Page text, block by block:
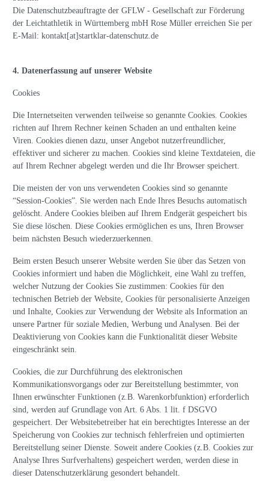
Die Datenschutzbeauftragte der GFLW - Gesellschaft zur Förderung
der Leichtathletik in Württemberg mbH Rose Müller erreichen Sie per
E-Mail: kontakt[at]startklar-datenschutz.de
4. Datenerfassung auf unserer Website
Cookies
Die Internetseiten verwenden teilweise so genannte Cookies. Cookies
richten auf Ihrem Rechner keinen Schaden an und enthalten keine
Viren. Cookies dienen dazu, unser Angebot nutzerfreundlicher,
effektiver und sicherer zu machen. Cookies sind kleine Textdateien, die
auf Ihrem Rechner abgelegt werden und die Ihr Browser speichert.
Die meisten der von uns verwendeten Cookies sind so genannte
“Session-Cookies”. Sie werden nach Ende Ihres Besuchs automatisch
gelöscht. Andere Cookies bleiben auf Ihrem Endgerät gespeichert bis
Sie diese löschen. Diese Cookies ermöglichen es uns, Ihren Browser
beim nächsten Besuch wiederzuerkennen.
Beim ersten Besuch unserer Website werden Sie über das Setzen von
Cookies informiert und haben die Möglichkeit, eine Wahl zu treffen,
welcher Nutzung der Cookies Sie zustimmen: Cookies für den
technischen Betrieb der Website, Cookies für personalisierte Anzeigen
und Inhalte, Cookies zur Verwendung der Website als Information an
unsere Partner für soziale Medien, Werbung und Analysen. Bei der
Deaktivierung von Cookies kann die Funktionalität dieser Website
eingeschränkt sein.
Cookies, die zur Durchführung des elektronischen
Kommunikationsvorgangs oder zur Bereitstellung bestimmter, von
Ihnen erwünschter Funktionen (z.B. Warenkorbfunktion) erforderlich
sind, werden auf Grundlage von Art. 6 Abs. 1 lit. f DSGVO
gespeichert. Der Websitebetreiber hat ein berechtigtes Interesse an der
Speicherung von Cookies zur technisch fehlerfreien und optimierten
Bereitstellung seiner Dienste. Soweit andere Cookies (z.B. Cookies zur
Analyse Ihres Surfverhaltens) gespeichert werden, werden diese in
dieser Datenschutzerklärung gesondert behandelt.